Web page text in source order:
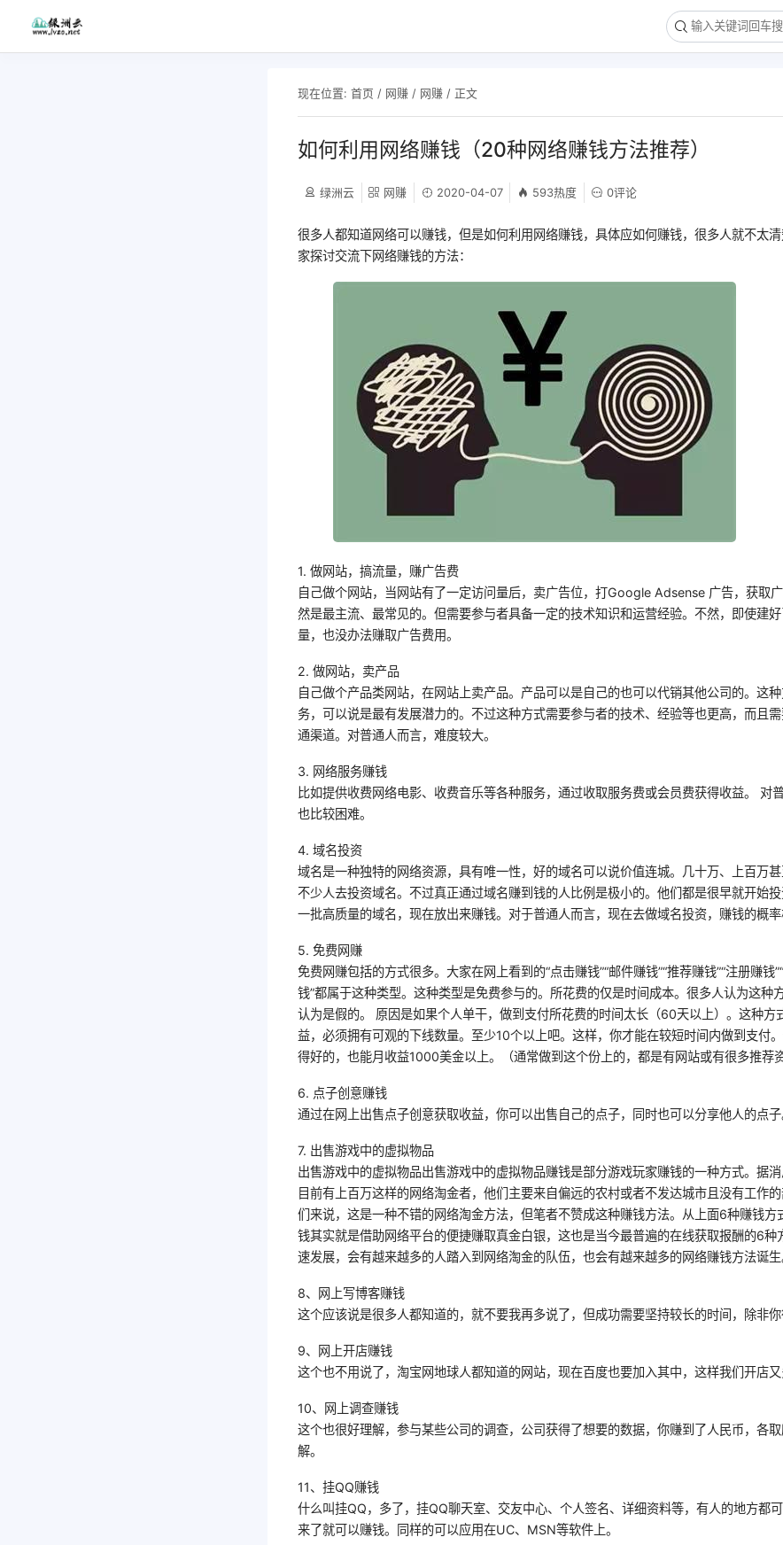
现在位置:首页 / 网赚 / 网赚 / 正文
如何利用网络赚钱（20种网络赚钱方法推荐）
绿洲云 网赚 2020-04-07 593热度 0评论
很多人都知道网络可以赚钱，但是如何利用网络赚钱，具体应如何赚钱，很多人就不太
家探讨交流下网络赚钱的方法：
1. 做网站，搞流量，赚广告费
自己做个网站，当网站有了一定访问量后，卖广告位，打Google Adsense 广告，获取
然是最主流、最常见的。但需要参与者具备一定的技术知识和运营经验。不然，即使建
量，也没办法赚取广告费用。
2. 做网站，卖产品
自己做个产品类网站，在网站上卖产品。产品可以是自己的也可以代销其他公司的。这
务，可以说是最有发展潜力的。不过这种方式需要参与者的技术、经验等也更高，而且
通渠道。对普通人而言，难度较大。
3. 网络服务赚钱
比如提供收费网络电影、收费音乐等各种服务，通过收取服务费或会员费获得收益。 对
也比较困难。
4. 域名投资
域名是一种独特的网络资源，具有唯一性，好的域名可以说价值连城。几十万、上百万
不少人去投资域名。不过真正通过域名赚到钱的人比例是极小的。他们都是很早就开始
一批高质量的域名，现在放出来赚钱。对于普通人而言，现在去做域名投资，赚钱的概率
5. 免费网赚
免费网赚包括的方式很多。大家在网上看到的“点击赚钱”“邮件赚钱”“推荐赚钱”“注册赚钱
钱”都属于这种类型。这种类型是免费参与的。所花费的仅是时间成本。很多人认为这种
认为是假的。 原因是如果个人单干，做到支付所花费的时间太长（60天以上）。这种方
益，必须拥有可观的下线数量。至少10个以上吧。这样，你才能在较短时间内做到支付
得好的，也能月收益1000美金以上。（通常做到这个份上的，都是有网站或有很多推荐资
6. 点子创意赚钱
通过在网上出售点子创意获取收益，你可以出售自己的点子，同时也可以分享他人的点子
7. 出售游戏中的虚拟物品
出售游戏中的虚拟物品出售游戏中的虚拟物品赚钱是部分游戏玩家赚钱的一种方式。据消
目前有上百万这样的网络淘金者，他们主要来自偏远的农村或者不发达城市且没有工作
们来说，这是一种不错的网络淘金方法，但笔者不赞成这种赚钱方法。从上面6种赚钱方
钱其实就是借助网络平台的便捷赚取真金白银，这也是当今最普遍的在线获取报酬的6种
速发展，会有越来越多的人踏入到网络淘金的队伍，也会有越来越多的网络赚钱方法诞生
8、网上写博客赚钱
这个应该说是很多人都知道的，就不要我再多说了，但成功需要坚持较长的时间，除非你
9、网上开店赚钱
这个也不用说了，淘宝网地球人都知道的网站，现在百度也要加入其中，这样我们开店又
10、网上调查赚钱
这个也很好理解，参与某些公司的调查，公司获得了想要的数据，你赚到了人民币，各
解。
11、挂QQ赚钱
什么叫挂QQ，多了，挂QQ聊天室、交友中心、个人签名、详细资料等，有人的地方都
来了就可以赚钱。同样的可以应用在UC、MSN等软件上。